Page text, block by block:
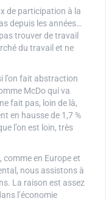
de participation à la
depuis les années…
trouver de travail
du travail et ne
l’on fait abstraction
McDo qui va
fait pas, loin de là,
en hausse de 1,7 %
l’on est loin, très
comme en Europe et
nous assistons à
La raison est assez
l’économie